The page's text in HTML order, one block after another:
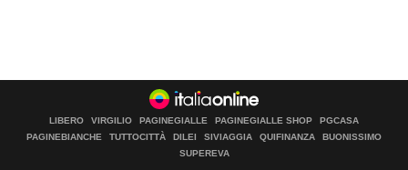
LIBERO VIRGILIO PAGINEGIALLE PAGINEGIALLE SHOP
PGCASA
PAGINEBIANCHE
TUTTOCITTÀ DILEI SIVIAGGIA QUIFINANZA
BUONISSIMO
SUPEREVA